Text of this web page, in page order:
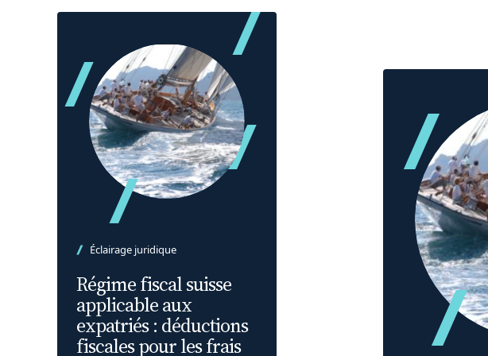
Éclairage juridique
Régime fiscal suisse
applicable aux
expatriés : déductions
fiscales pour les frais